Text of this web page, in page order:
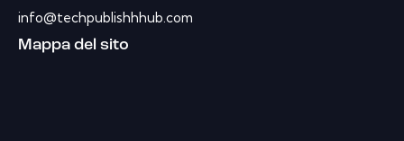
info@techpublishhhub.com
Mappa del sito